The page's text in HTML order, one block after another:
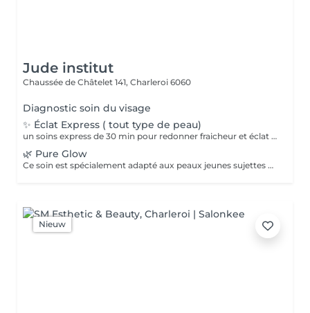
Jude institut
Chaussée de Châtelet 141, Charleroi 6060
Diagnostic soin du visage
✨ Éclat Express ( tout type de peau)
un soins express de 30 min pour redonner fraicheur et éclat à votre peau. Nettoyage, gommage doux et masque adapté à votre type de peau
🌿 Pure Glow
Ce soin est spécialement adapté aux peaux jeunes sujettes aux imperfections, excès de sébum et petites poussées d'acné. Il purifie, apaise et aide à retrouver une peau plus nette et équilibrée.
Nieuw